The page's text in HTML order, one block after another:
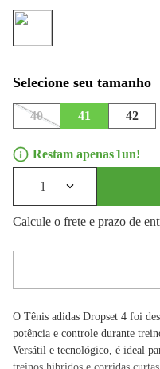
40 41 42
1
1
Calcule o frete e prazo de
O Tênis adidas Dropset 4 foi
potência e controle durante
Versátil e tecnológico, é ideal